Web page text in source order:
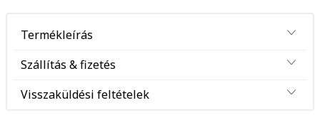
Termékleírás
Szállítás & fizetés
Visszaküldési feltételek